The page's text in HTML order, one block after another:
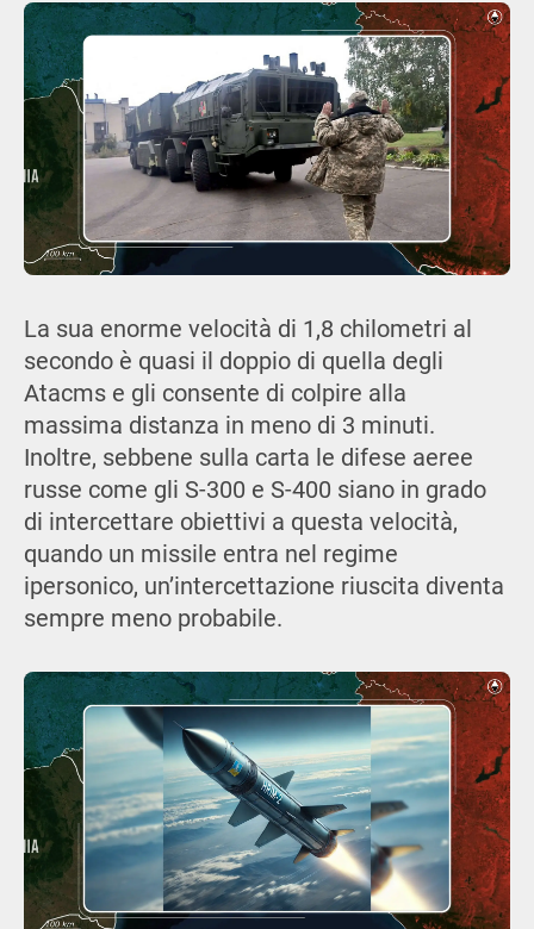
La sua enorme velocità di 1,8 chilometri al
secondo è quasi il doppio di quella degli
Atacms e gli consente di colpire alla
massima distanza in meno di 3 minuti.
Inoltre, sebbene sulla carta le difese aeree
russe come gli S-300 e S-400 siano in grado
di intercettare obiettivi a questa velocità,
quando un missile entra nel regime
ipersonico, un’intercettazione riuscita diventa
sempre meno probabile.